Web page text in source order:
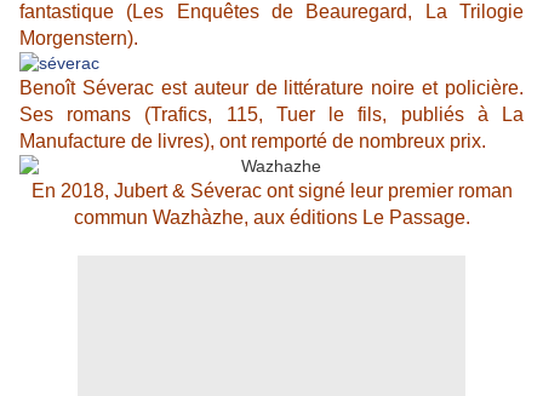
fantastique (Les Enquêtes de Beauregard, La Trilogie
Morgenstern).
Benoît Séverac est auteur de littérature noire et policière.
Ses romans (Trafics, 115, Tuer le fils, publiés à La
Manufacture de livres), ont remporté de nombreux prix.
En 2018, Jubert & Séverac ont signé leur premier roman
commun Wazhàzhe, aux éditions Le Passage.